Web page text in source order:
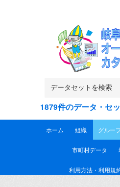
1879件のデータ・セ
ホーム 組織 グルー
市町村データ
利用方法・利用規